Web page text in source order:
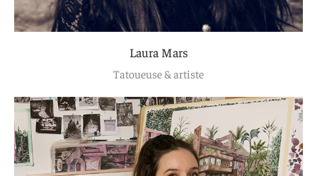
Laura Mars
Tatoueuse & artiste